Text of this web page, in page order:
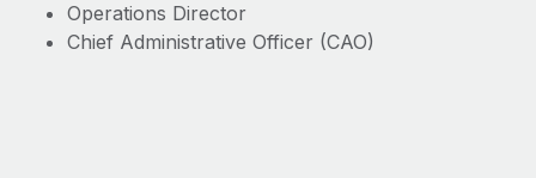
Operations Director
Chief Administrative Officer (CAO)